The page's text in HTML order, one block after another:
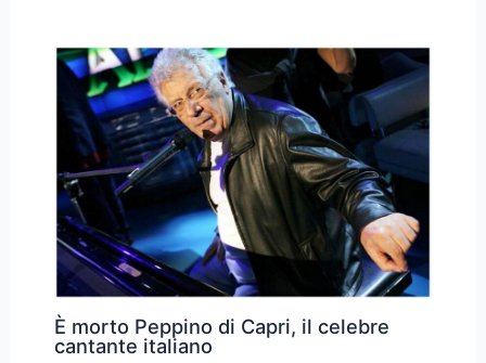
È morto Peppino di Capri, il celebre
cantante italiano